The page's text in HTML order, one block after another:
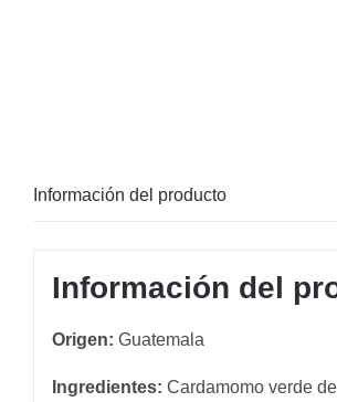
Información del producto
Información del
Origen: Guatemala
Ingredientes: Cardamomo verde